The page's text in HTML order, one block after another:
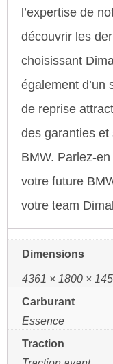
l’expertise de
découvrir les
choisissant
également d’un
de reprise
des garanties
BMW. Parlez-
votre future
votre team
Dimensions
4361 × 1800 ×
Carburant
Essence
Traction